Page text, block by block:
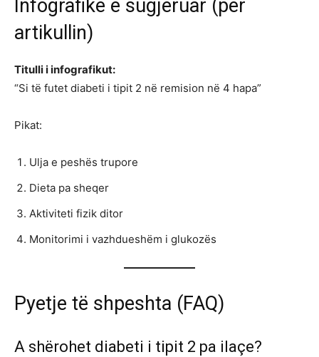
Infografikë e sugjeruar (për
artikullin)
Titulli i infografikut:
“Si të futet diabeti i tipit 2 në remision në 4 hapa”
Pikat:
Ulja e peshës trupore
Dieta pa sheqer
Aktiviteti fizik ditor
Monitorimi i vazhdueshëm i glukozës
Pyetje të shpeshta (FAQ)
A shërohet diabeti i tipit 2 pa ilaçe?